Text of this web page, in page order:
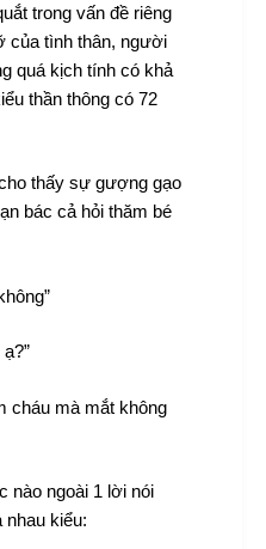
trong vấn đề riêng
của tình thân, người
quá kịch tính có khả
thần thông có 72
thấy sự gượng gạo
bác cả hỏi thăm bé
cháu mà mắt không
nào ngoài 1 lời nói
nhau kiểu: